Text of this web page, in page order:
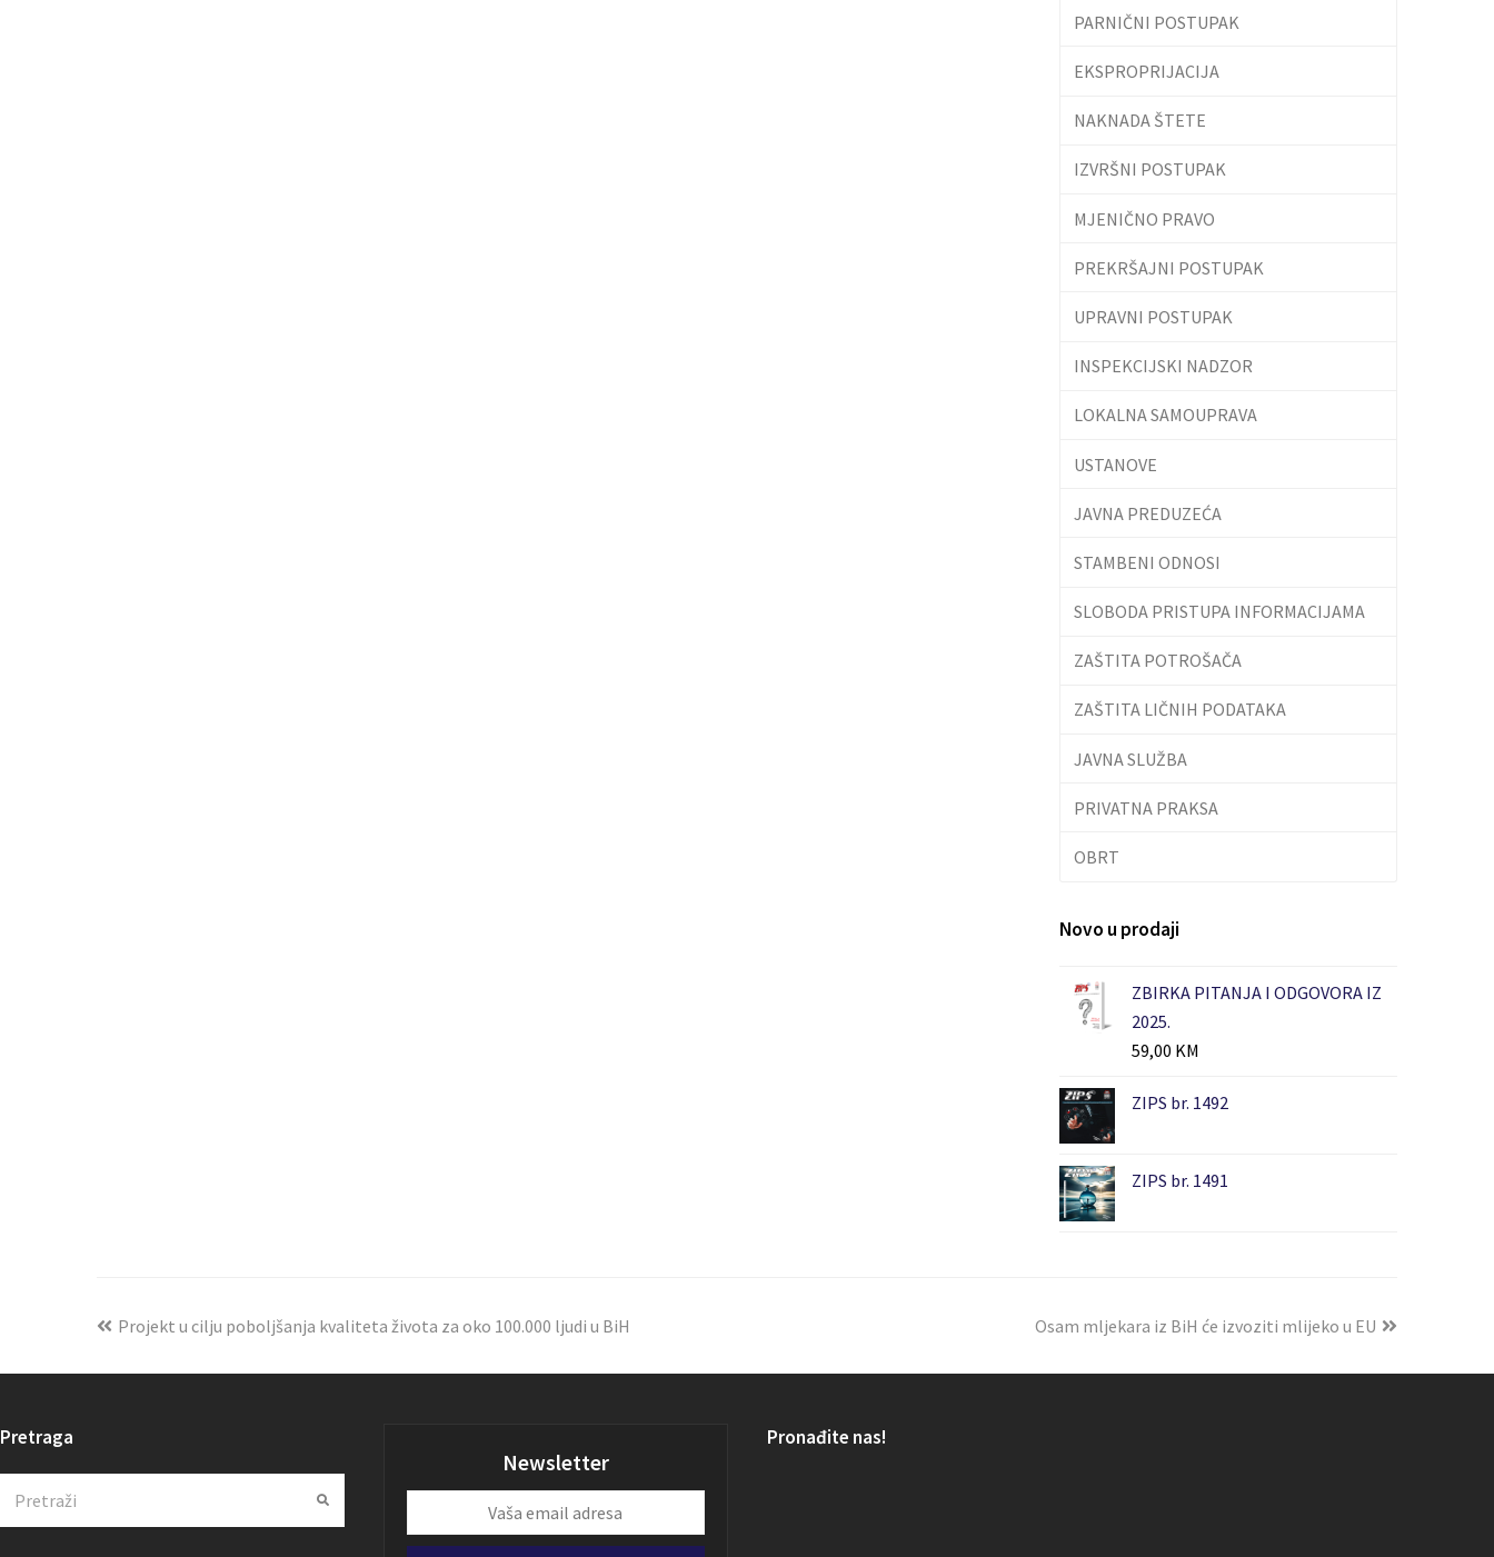
PARNIČNI POSTUPAK
EKSPROPRIJACIJA
NAKNADA ŠTETE
IZVRŠNI POSTUPAK
MJENIČNO PRAVO
PREKRŠAJNI POSTUPAK
UPRAVNI POSTUPAK
INSPEKCIJSKI NADZOR
LOKALNA SAMOUPRAVA
USTANOVE
JAVNA PREDUZEĆA
STAMBENI ODNOSI
SLOBODA PRISTUPA INFORMACIJAMA
ZAŠTITA POTROŠAČA
ZAŠTITA LIČNIH PODATAKA
JAVNA SLUŽBA
PRIVATNA PRAKSA
OBRT
Novo u prodaji
ZBIRKA PITANJA I ODGOVORA IZ
2025.
59,00 KM
ZIPS br. 1492
ZIPS br. 1491
Projekt u cilju poboljšanja kvaliteta života za oko 100.000 ljudi u BiH Osam mljekara iz BiH će izvoziti mlijeko u EU
Pretraga
Submit
Newsletter
email
Pronađite nas!